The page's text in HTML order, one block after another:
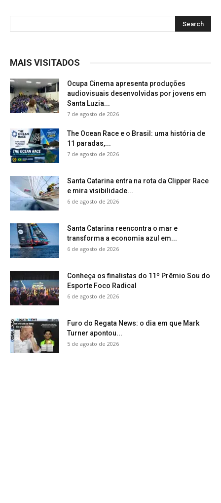
MAIS VISITADOS
Ocupa Cinema apresenta produções
audiovisuais desenvolvidas por jovens em
Santa Luzia...
7 de agosto de 2026
The Ocean Race e o Brasil: uma história de
11 paradas,...
7 de agosto de 2026
Santa Catarina entra na rota da Clipper Race
e mira visibilidade...
6 de agosto de 2026
Santa Catarina reencontra o mar e
transforma a economia azul em...
6 de agosto de 2026
Conheça os finalistas do 11º Prêmio Sou do
Esporte Foco Radical
6 de agosto de 2026
Furo do Regata News: o dia em que Mark
Turner apontou...
5 de agosto de 2026